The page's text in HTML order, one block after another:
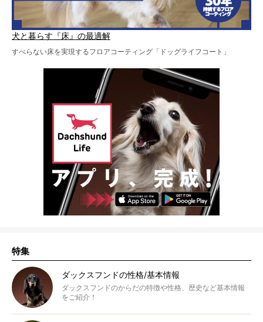
犬と暮らす『床』の最適解
すべらない床を実現するフロアコーティング「ドッグライフコート」
特集
ダックスフンドの性格/基本情報
ダックスフンドのからだの特徴や性格、歴史など基本情報
をご紹介！